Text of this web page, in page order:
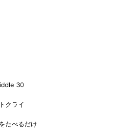
30
クライ
たべるだけ